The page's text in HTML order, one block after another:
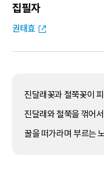
집필자
권태효
진달래꽃과 철쭉꽃이
진달래와 철쭉을 꺾어
꿀을 떠가라며 부르는